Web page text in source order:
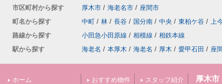
市区町村から探す 厚木市 / 海老名市 / 座間市
町名から探す
中町 / 林 / 長谷 / 国分南 / 中央 / 東柏ケ谷 / 上
路線から探す
小田急小田原線 / 相模線 / 相鉄本線
駅から探す
海老名 / 本厚木 / 海老名 / 厚木 / 愛甲石田 / 座
ホーム
おすすめ物件
スタッフ紹介
厚木